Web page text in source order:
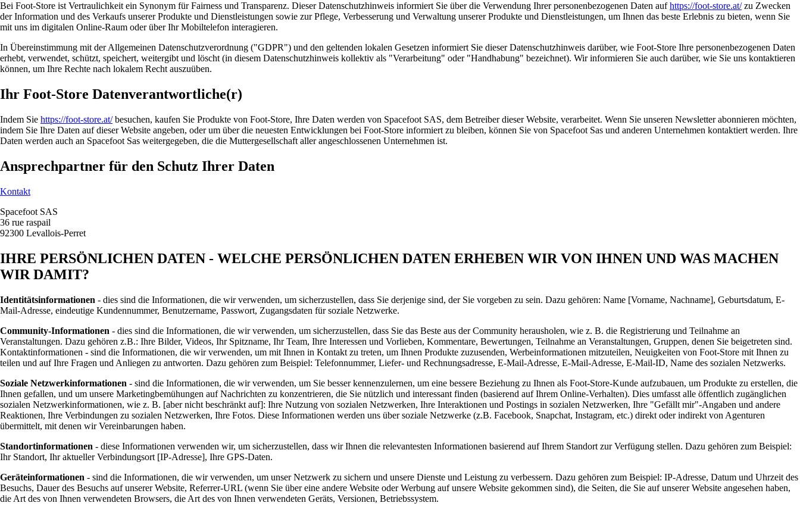
Bei Foot-Store ist Vertraulichkeit ein Synonym für Fairness und Transparenz. Dieser Datenschutzhinweis informiert Sie über die Verwendung Ihrer personenbezogenen Daten aufhttps://foot-store.at/zu Zwecken
der Information und des Verkaufs unserer Produkte und Dienstleistungen sowie zur Pflege, Verbesserung und Verwaltung unserer Produkte und Dienstleistungen, um Ihnen das beste Erlebnis zu bieten, wenn Sie
mit uns im digitalen Online-Raum oder über Ihr Mobiltelefon interagieren.
In Übereinstimmung mit der Allgemeinen Datenschutzverordnung ("GDPR") und den geltenden lokalen Gesetzen informiert Sie dieser Datenschutzhinweis darüber, wie Foot-Store Ihre personenbezogenen Daten
erhebt, verwendet, schützt, speichert, weitergibt und löscht (in diesem Datenschutzhinweis kollektiv als "Verarbeitung" oder "Handhabung" bezeichnet). Wir informieren Sie auch darüber, wie Sie uns kontaktieren
können, um Ihre Rechte nach lokalem Recht auszuüben.
Ihr Foot-Store Datenverantwortliche(r)
Indem Sie https://foot-store.at/besuchen, kaufen Sie Produkte von Foot-Store, Ihre Daten werden von Spacefoot SAS, dem Betreiber dieser Website, verarbeitet. Wenn Sie unseren Newsletter abonnieren möchten,
indem Sie Ihre Daten auf dieser Website angeben, oder um über die neuesten Entwicklungen bei Foot-Store informiert zu bleiben, können Sie von Spacefoot Sas und anderen Unternehmen kontaktiert werden. Ihre
Daten werden auch an Spacefoot Sas weitergegeben, die die Muttergesellschaft aller angeschlossenen Unternehmen ist.
Ansprechpartner für den Schutz Ihrer Daten
Kontakt
Spacefoot SAS
36 rue raspail
92300 Levallois-Perret
IHRE PERSÖNLICHEN DATEN - WELCHE PERSÖNLICHEN DATEN ERHEBEN WIR VON IHNEN UND WAS MACHEN
WIR DAMIT?
Identitätsinformationen - dies sind die Informationen, die wir verwenden, um sicherzustellen, dass Sie derjenige sind, der Sie vorgeben zu sein. Dazu gehören: Name [Vorname, Nachname], Geburtsdatum, E-
Mail-Adresse, eindeutige Kundennummer, Benutzername, Passwort, Zugangsdaten für soziale Netzwerke.
Community-Informationen - dies sind die Informationen, die wir verwenden, um sicherzustellen, dass Sie das Beste aus der Community herausholen, wie z. B. die Registrierung und Teilnahme an
Veranstaltungen. Dazu gehören z.B.: Ihre Bilder, Videos, Ihr Spitzname, Ihr Team, Ihre Interessen und Vorlieben, Kommentare, Bewertungen, Teilnahme an Veranstaltungen, Gruppen, denen Sie beigetreten sind.
Kontaktinformationen - sind die Informationen, die wir verwenden, um mit Ihnen in Kontakt zu treten, um Ihnen Produkte zuzusenden, Werbeinformationen mitzuteilen, Neuigkeiten von Foot-Store mit Ihnen zu
teilen und auf Ihre Fragen und Anliegen zu antworten. Dazu gehören zum Beispiel: Telefonnummer, Liefer- und Rechnungsadresse, E-Mail-Adresse, E-Mail-Adresse, E-Mail-ID, Name des sozialen Netzwerks.
Soziale Netzwerkinformationen - sind die Informationen, die wir verwenden, um Sie besser kennenzulernen, um eine bessere Beziehung zu Ihnen als Foot-Store-Kunde aufzubauen, um Produkte zu erstellen, die
Ihnen gefallen, und um unsere Marketingbemühungen auf Nachrichten zu konzentrieren, die Sie nützlich und interessant finden (basierend auf Ihrem Online-Verhalten). Dies umfasst alle öffentlich zugänglichen
sozialen Netzwerkinformationen, wie z. B. [aber nicht beschränkt auf]: Ihre Nutzung von sozialen Netzwerken, Ihre Interaktionen und Postings in sozialen Netzwerken, Ihre "Gefällt mir"-Angaben und andere
Reaktionen, Ihre Verbindungen zu sozialen Netzwerken, Ihre Fotos. Diese Informationen werden uns über soziale Netzwerke (z.B. Facebook, Snapchat, Instagram, etc.) direkt oder indirekt von Agenturen
übermittelt, mit denen wir Vereinbarungen haben.
Standortinformationen - diese Informationen verwenden wir, um sicherzustellen, dass wir Ihnen die relevantesten Informationen basierend auf Ihrem Standort zur Verfügung stellen. Dazu gehören zum Beispiel:
Ihr Standort, Ihr aktueller Verbindungsort [IP-Adresse], Ihre GPS-Daten.
Geräteinformationen - sind die Informationen, die wir verwenden, um unser Netzwerk zu sichern und unsere Dienste und Leistung zu verbessern. Dazu gehören zum Beispiel: IP-Adresse, Datum und Uhrzeit des
Besuchs, Dauer des Besuchs auf unserer Website, Referrer-URL (wenn Sie über eine andere Website oder Werbung auf unsere Website gekommen sind), die Seiten, die Sie auf unserer Website angesehen haben,
die Art des von Ihnen verwendeten Browsers, die Art des von Ihnen verwendeten Geräts, Versionen, Betriebssystem.